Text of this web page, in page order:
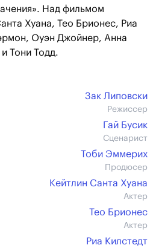
Над фильмом
Хуана, Тео Брионес, Риа
Оуэн Джойнер, Анна
Тони Тодд.
Зак Липовски
Режиссер
Гай Бусик
Сценарист
Тоби Эммерих
Продюсер
Кейтлин Санта Хуана
Актер
Тео Брионес
Актер
Риа Килстедт